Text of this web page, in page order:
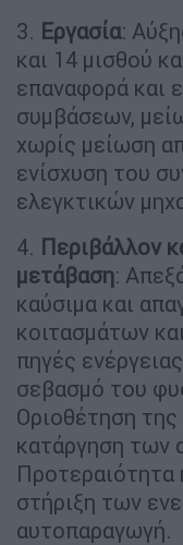
3. Εργασία:
και 14 μισθού
επαναφορά και
συμβάσεων,
χωρίς μείωση
ενίσχυση του
ελεγκτικών
4. Περιβάλλον
μετάβαση:
καύσιμα και
κοιτασμάτων
πηγές
σεβασμό του
Οριοθέτηση της
κατάργηση των
Προτεραιότητα
στήριξη των
αυτοπαραγωγή.